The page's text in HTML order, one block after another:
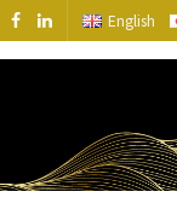
English